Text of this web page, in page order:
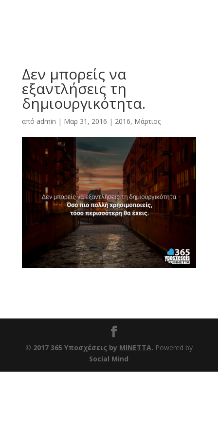
Δεν μπορείς να
εξαντλήσεις τη
δημιουργικότητα.
από admin | Μαρ 31, 2016 | 2016, Μάρτιος
© 2017 365 Υποσχέσεις by ΜΙΝΕΤΤΑ. Powered by
Social Mind